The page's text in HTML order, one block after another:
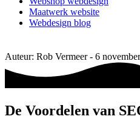
Maatwerk website
Webdesign blog
Auteur: Rob Vermeer - 6
De Voordelen van